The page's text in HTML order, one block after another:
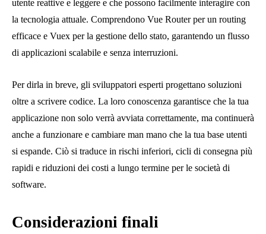
utente reattive e leggere e che possono facilmente interagire con
la tecnologia attuale. Comprendono Vue Router per un routing
efficace e Vuex per la gestione dello stato, garantendo un flusso
di applicazioni scalabile e senza interruzioni.
Per dirla in breve, gli sviluppatori esperti progettano soluzioni
oltre a scrivere codice. La loro conoscenza garantisce che la tua
applicazione non solo verrà avviata correttamente, ma continuerà
anche a funzionare e cambiare man mano che la tua base utenti
si espande. Ciò si traduce in rischi inferiori, cicli di consegna più
rapidi e riduzioni dei costi a lungo termine per le società di
software.
Considerazioni finali